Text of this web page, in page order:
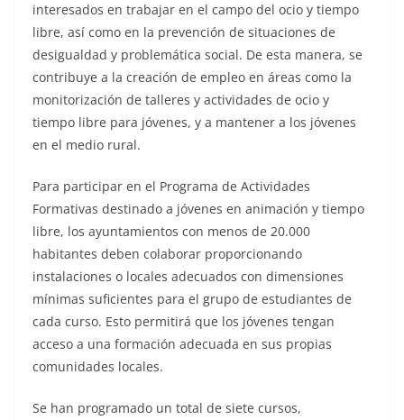
interesados en trabajar en el campo del ocio y tiempo
libre, así como en la prevención de situaciones de
desigualdad y problemática social. De esta manera, se
contribuye a la creación de empleo en áreas como la
monitorización de talleres y actividades de ocio y
tiempo libre para jóvenes, y a mantener a los jóvenes
en el medio rural.
Para participar en el Programa de Actividades
Formativas destinado a jóvenes en animación y tiempo
libre, los ayuntamientos con menos de 20.000
habitantes deben colaborar proporcionando
instalaciones o locales adecuados con dimensiones
mínimas suficientes para el grupo de estudiantes de
cada curso. Esto permitirá que los jóvenes tengan
acceso a una formación adecuada en sus propias
comunidades locales.
Se han programado un total de siete cursos,